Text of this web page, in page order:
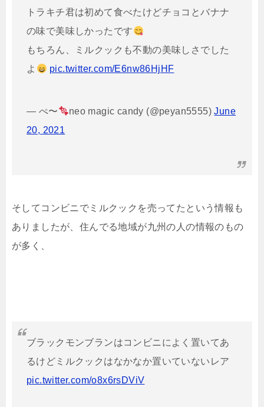
トラキチ君は初めて食べたけどチョコとバナナ
の味で美味しかったです
もちろん、ミルクックも不動の美味しさでした
よ
pic.twitter.com/E6nw86HjHF
— ぺ〜 neo magic candy (@peyan5555)June
20, 2021
そしてコンビニでミルクックを売ってたという情報も
ありましたが、住んでる地域が九州の人の情報のもの
が多く、
ブラックモンブランはコンビニによく置いてあ
るけどミルクックはなかなか置いていないレア
pic.twitter.com/o8x6rsDViV